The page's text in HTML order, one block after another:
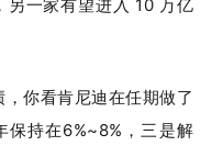
另一家有望进入 10 万亿
你看肯尼迪在任期做了
保持在6%~8%，三是解